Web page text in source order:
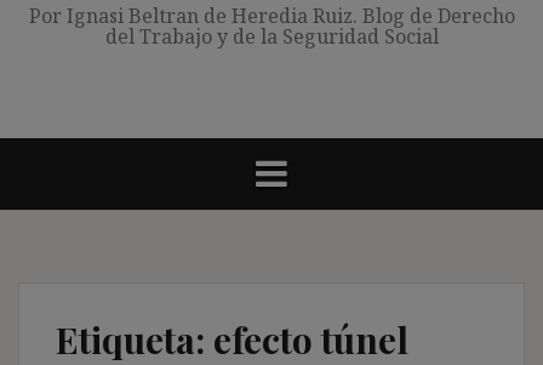
Por Ignasi Beltran de Heredia Ruiz. Blog de Derecho
del Trabajo y de la Seguridad Social
Etiqueta: efecto túnel